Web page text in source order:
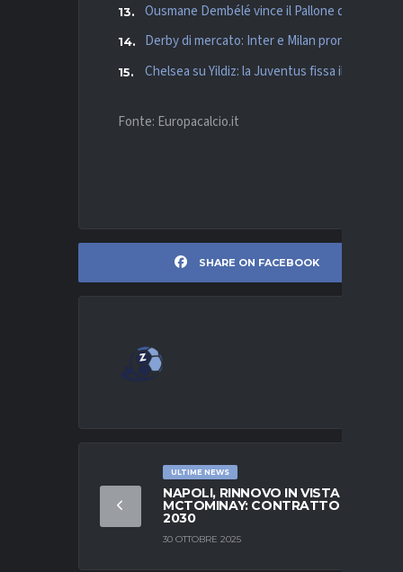
Ousmane Dembélé vince il Pallone d’Oro,
Derby di mercato: Inter e Milan pronte a
Chelsea su Yildiz: la Juventus fissa il prezzo e
Fonte: Europacalcio.it
SHARE ON FACEBOOK
ULTIME NEWS
NAPOLI, RINNOVO IN VISTA PER
MCTOMINAY: CONTRATTO FINO AL
2030
30 OTTOBRE 2025